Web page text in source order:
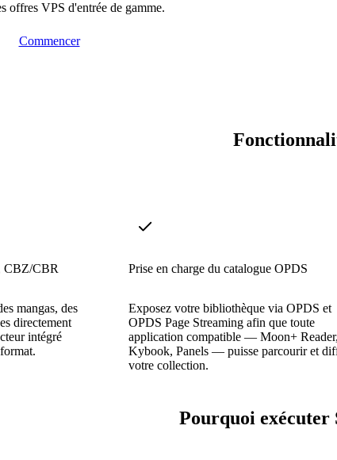
offres VPS d'entrée de gamme.
Commencer
CBZ/CBR
mangas, des
directement
intégré
Prise en charge du catalogue OPDS
Exposez votre bibliothèque via OPDS et
OPDS Page Streaming afin que toute
application compatible — Moon+ Reader,
Kybook, Panels — puisse parcourir et
votre collection.
Pourquoi exécuter